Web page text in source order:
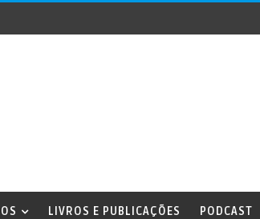
LIVROS E PUBLICAÇÕES PODCAST